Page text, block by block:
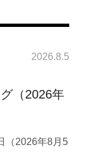
2026.8.5
（2026年
（2026年8月5